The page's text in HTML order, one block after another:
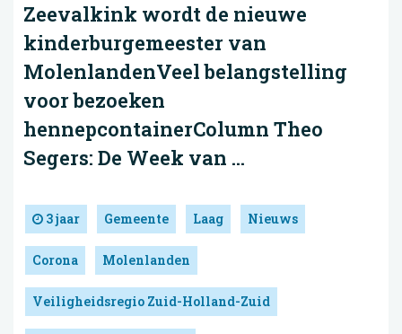
Zeevalkink wordt de nieuwe
kinderburgemeester van
MolenlandenVeel belangstelling
voor bezoeken
hennepcontainerColumn Theo
Segers: De Week van ...
3 jaar Gemeente Laag Nieuws
Corona Molenlanden
Veiligheidsregio Zuid-Holland-Zuid